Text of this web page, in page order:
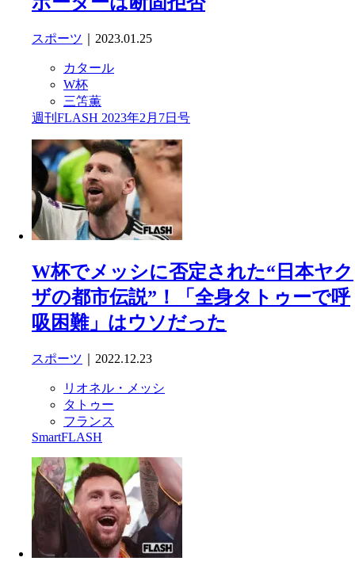
スポーツ ｜2023.01.25
カタール
W杯
三笘薫
週刊FLASH 2023年2月7日号
W杯でメッシに否定された“日本ヤク
ザの都市伝説”！「全身タトゥーで呼
吸困難」はウソだった
スポーツ ｜2022.12.23
リオネル・メッシ
タトゥー
フランス
SmartFLASH